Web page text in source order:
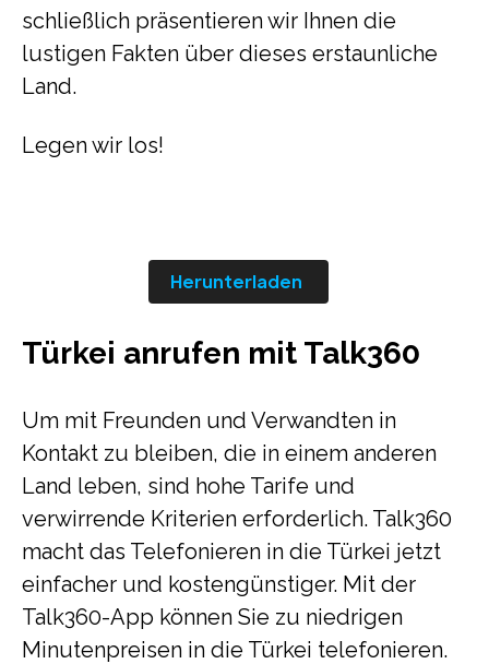
schließlich präsentieren wir Ihnen die
lustigen Fakten über dieses erstaunliche
Land.
Legen wir los!
Herunterladen
Türkei anrufen mit Talk360
Um mit Freunden und Verwandten in
Kontakt zu bleiben, die in einem anderen
Land leben, sind hohe Tarife und
verwirrende Kriterien erforderlich. Talk360
macht das Telefonieren in die Türkei jetzt
einfacher und kostengünstiger. Mit der
Talk360-App können Sie zu niedrigen
Minutenpreisen in die Türkei telefonieren.